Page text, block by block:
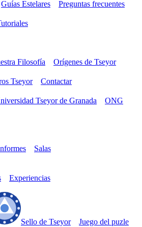
Guías Estelares
Preguntas frecuentes
Filosofía
Orígenes de Tseyor
Tseyor
Contactar
Tseyor de Granada
ONG
Salas
Experiencias
Sello de Tseyor
Juego del puzle